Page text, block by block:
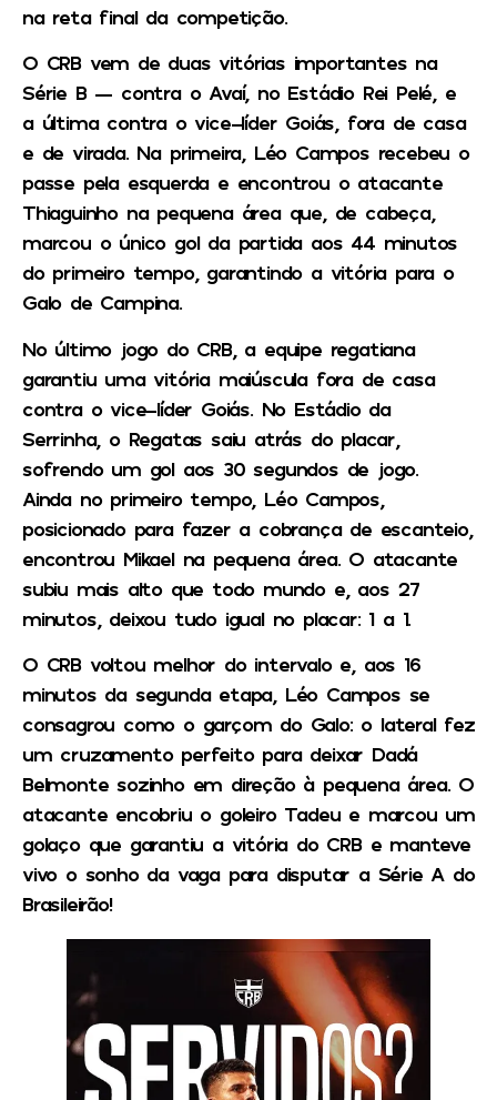
na reta final da competição.
O CRB vem de duas vitórias importantes na
Série B — contra o Avaí, no Estádio Rei Pelé, e
a última contra o vice-líder Goiás, fora de casa
e de virada. Na primeira, Léo Campos recebeu o
passe pela esquerda e encontrou o atacante
Thiaguinho na pequena área que, de cabeça,
marcou o único gol da partida aos 44 minutos
do primeiro tempo, garantindo a vitória para o
Galo de Campina.
No último jogo do CRB, a equipe regatiana
garantiu uma vitória maiúscula fora de casa
contra o vice-líder Goiás. No Estádio da
Serrinha, o Regatas saiu atrás do placar,
sofrendo um gol aos 30 segundos de jogo.
Ainda no primeiro tempo, Léo Campos,
posicionado para fazer a cobrança de escanteio,
encontrou Mikael na pequena área. O atacante
subiu mais alto que todo mundo e, aos 27
minutos, deixou tudo igual no placar: 1 a 1.
O CRB voltou melhor do intervalo e, aos 16
minutos da segunda etapa, Léo Campos se
consagrou como o garçom do Galo: o lateral fez
um cruzamento perfeito para deixar Dadá
Belmonte sozinho em direção à pequena área. O
atacante encobriu o goleiro Tadeu e marcou um
golaço que garantiu a vitória do CRB e manteve
vivo o sonho da vaga para disputar a Série A do
Brasileirão!